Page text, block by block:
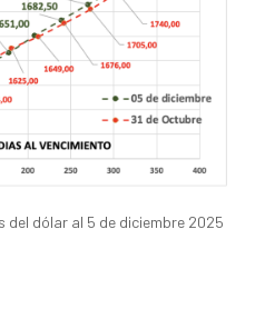
del dólar al 5 de diciembre 2025